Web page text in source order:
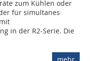
zum Kühlen oder
für simultanes
in der R2-Serie. Die